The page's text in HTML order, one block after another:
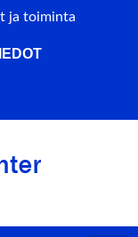
ja toiminta